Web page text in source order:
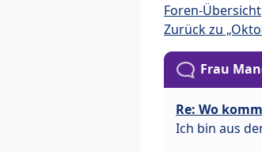
Foren-Übersicht
Zurück zu
Frau
Re: Wo
Ich bin aus